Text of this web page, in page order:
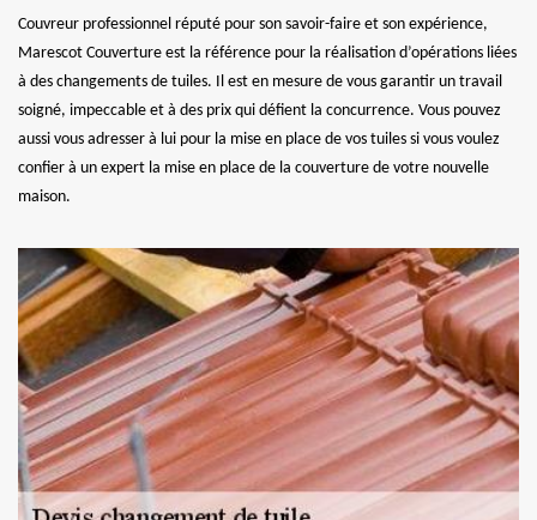
Couvreur professionnel réputé pour son savoir-faire et son expérience,
Marescot Couverture est la référence pour la réalisation d’opérations liées
à des changements de tuiles. Il est en mesure de vous garantir un travail
soigné, impeccable et à des prix qui défient la concurrence. Vous pouvez
aussi vous adresser à lui pour la mise en place de vos tuiles si vous voulez
confier à un expert la mise en place de la couverture de votre nouvelle
maison.